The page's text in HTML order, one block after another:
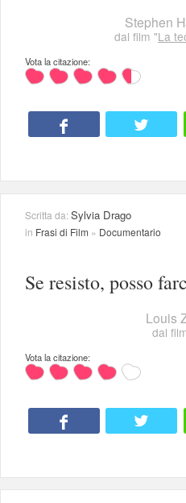
Stephen
dal film "La
Vota la citazione:
Scritta da:Sylvia Drago
in Frasi di Film » Documentario
Se resisto, posso
Louis
dal
Vota la citazione: